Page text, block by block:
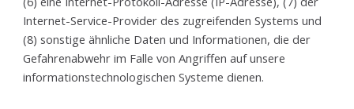
Internet-Service-Provider des zugreifenden Systems und
(8) sonstige ähnliche Daten und Informationen, die der
Gefahrenabwehr im Falle von Angriffen auf unsere
informationstechnologischen Systeme dienen.